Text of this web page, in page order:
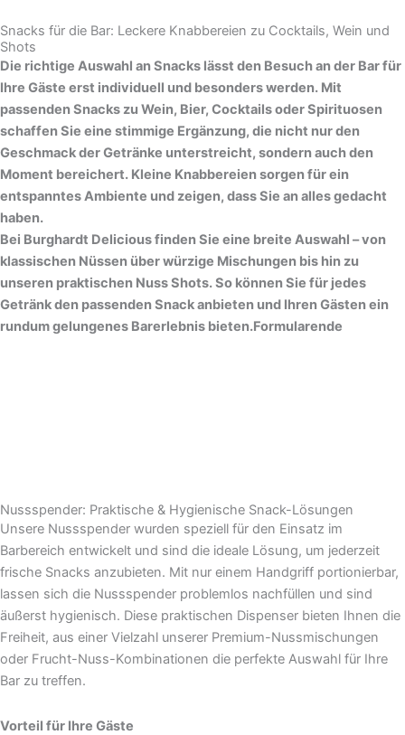
Snacks für die Bar: Leckere Knabbereien zu Cocktails, Wein und
Shots
Die richtige Auswahl an Snacks lässt den Besuch an der Bar für
Ihre Gäste erst individuell und besonders werden. Mit
passenden Snacks zu Wein, Bier, Cocktails oder Spirituosen
schaffen Sie eine stimmige Ergänzung, die nicht nur den
Geschmack der Getränke unterstreicht, sondern auch den
Moment bereichert. Kleine Knabbereien sorgen für ein
entspanntes Ambiente und zeigen, dass Sie an alles gedacht
haben.
Bei Burghardt Delicious finden Sie eine breite Auswahl – von
klassischen Nüssen über würzige Mischungen bis hin zu
unseren praktischen Nuss Shots. So können Sie für jedes
Getränk den passenden Snack anbieten und Ihren Gästen ein
rundum gelungenes Barerlebnis bieten.Formularende
Nussspender: Praktische & Hygienische Snack-Lösungen
Unsere Nussspender wurden speziell für den Einsatz im
Barbereich entwickelt und sind die ideale Lösung, um jederzeit
frische Snacks anzubieten. Mit nur einem Handgriff portionierbar,
lassen sich die Nussspender problemlos nachfüllen und sind
äußerst hygienisch. Diese praktischen Dispenser bieten Ihnen die
Freiheit, aus einer Vielzahl unserer Premium-Nussmischungen
oder Frucht-Nuss-Kombinationen die perfekte Auswahl für Ihre
Bar zu treffen.
Vorteil für Ihre Gäste